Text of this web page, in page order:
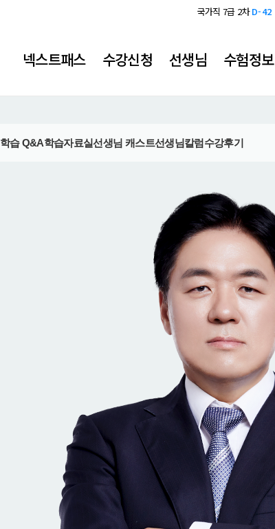
국가직 7급 2차D-42
지방직 7급
넥스트패스 수강신청 선생님 수험정보
학습 Q&A학습자료실선생님 캐스트선생님칼럼수강후기